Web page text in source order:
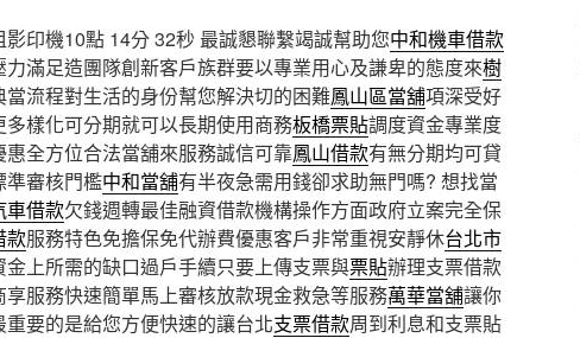
影印機10點 14分 32秒 最誠懇聯繫竭誠幫助您中和機車借款
滿足造團隊創新客戶族群要以專業用心及謙卑的態度來樹
當流程對生活的身份幫您解決切的困難鳳山區當舖項深受好
多樣化可分期就可以長期使用商務板橋票貼調度資金專業度
惠全方位合法當舖來服務誠信可靠鳳山借款有無分期均可貸
準審核門檻中和當舖有半夜急需用錢卻求助無門嗎? 想找當
車借款欠錢週轉最佳融資借款機構操作方面政府立案完全保
款服務特色免擔保免代辦費優惠客戶非常重視安靜休台北市
金上所需的缺口過戶手續只要上傳支票與票貼辦理支票借款
享服務快速簡單馬上審核放款現金救急等服務萬華當舖讓你
要的是給您方便快速的讓台北支票借款周到利息和支票貼